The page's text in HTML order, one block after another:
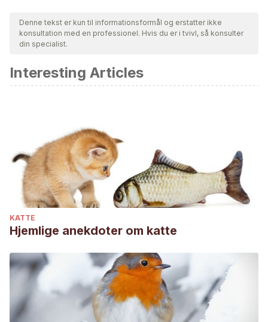
Denne tekst er kun til informationsformål og erstatter ikke
konsultation med en professionel. Hvis du er i tvivl, så konsulter
din specialist.
Interesting Articles
KATTE
Hjemlige anekdoter om katte